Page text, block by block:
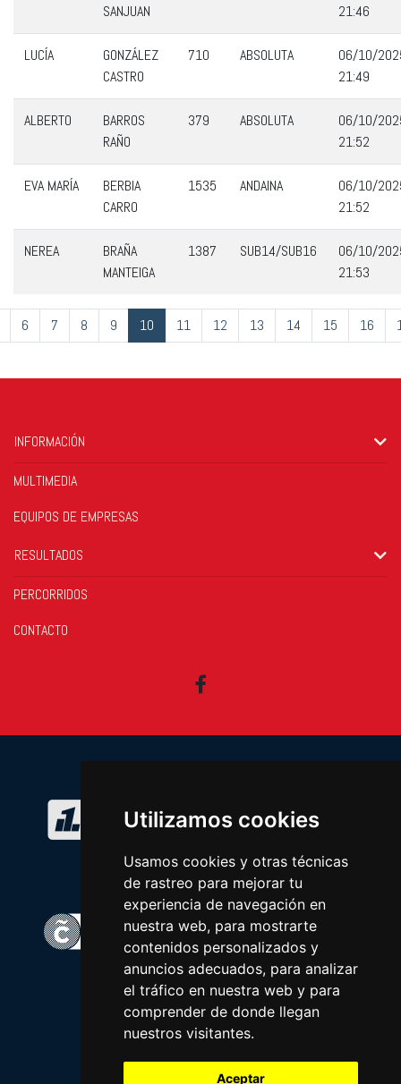
Utilizamos cookies
Usamos cookies y otras técnicas
de rastreo para mejorar tu
experiencia de navegación en
nuestra web, para mostrarte
contenidos personalizados y
anuncios adecuados, para analizar
el tráfico en nuestra web y para
comprender de donde llegan
nuestros visitantes.
Aceptar
SANJUAN
21:46
LUCÍA
GONZÁLEZ
CASTRO
710 ABSOLUTA
06/10/
21:49
ALBERTO
BARROS
RAÑO
379 ABSOLUTA
06/10/
21:52
EVA MARÍA
BERBIA
CARRO
1535 ANDAINA
06/10/
21:52
NEREA
BRAÑA
MANTEIGA
1387 SUB14/SUB16
06/10/
21:53
6 7 8 9 10 11 12 13 14 15 16
INFORMACIÓN
MULTIMEDIA
EQUIPOS DE EMPRESAS
RESULTADOS
PERCORRIDOS
CONTACTO
Facebook